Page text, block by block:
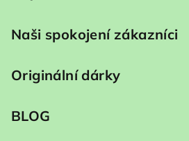
Naši spokojení zákazníci
Originální dárky
BLOG